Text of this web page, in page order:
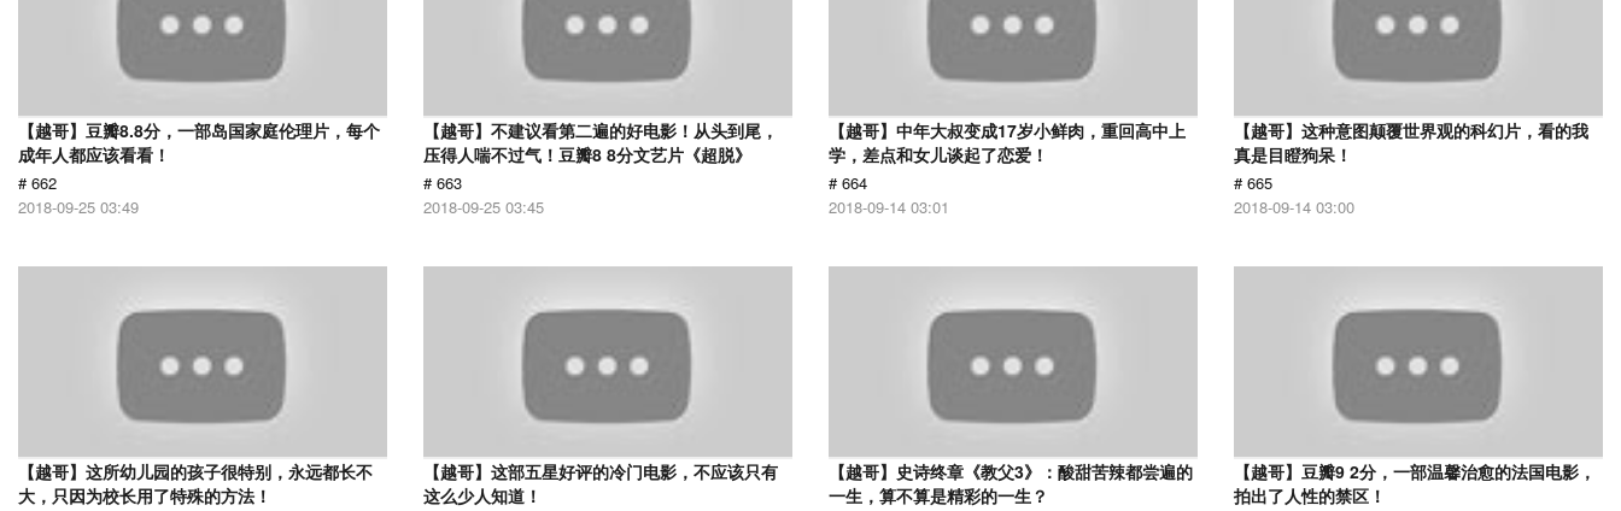
【越哥】豆瓣8.8分，一部岛国家庭伦理片，每个
成年人都应该看看！
# 662
2018-09-25 03:49
【越哥】不建议看第二遍的好电影！从头到尾，
压得人喘不过气！豆瓣8 8分文艺片《超脱》
# 663
2018-09-25 03:45
【越哥】中年大叔变成17岁小鲜肉，重回高中上
学，差点和女儿谈起了恋爱！
# 664
2018-09-14 03:01
【越哥】这种意图颠覆世界观的科幻片，看的我
真是目瞪狗呆！
# 665
2018-09-14 03:00
【越哥】这所幼儿园的孩子很特别，永远都长不
大，只因为校长用了特殊的方法！
【越哥】这部五星好评的冷门电影，不应该只有
这么少人知道！
【越哥】史诗终章《教父3》：酸甜苦辣都尝遍的
一生，算不算是精彩的一生？
【越哥】豆瓣9 2分，一部温馨治愈的法国电影，
拍出了人性的禁区！